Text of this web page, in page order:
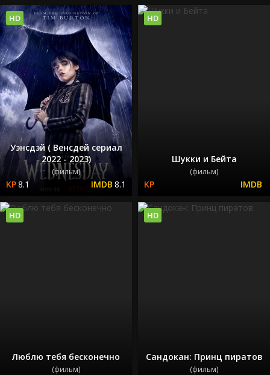
Уэнсдэй ( Венсдей сериал
2022 - 2023)
(фильм)
8.1 8.1
HD
Шукки и Бейта
(фильм)
HD
Люблю тебя бесконечно
(фильм)
HD
Сандокан: Принц пиратов
(фильм)
HD